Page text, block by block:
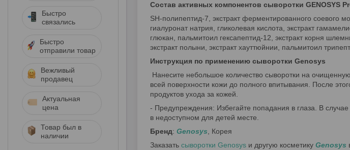
Состав активных компонентов сыворотки GENOSYS
SH-полипептид-7, экстракт ферментированного соевого
гиалуронат натрия, гликолевая кислота, экстракт
глюкан, пальмитоил гексапептид-12, экстракт корня
экстракт полыни, экстракт хауттюйнии, пальмитоил
Инструкция по применению сыворотки Genosys
Нанесите небольшое количество сыворотки на
всей поверхности кожи до полного впитывания. После
продуктов ухода за кожей.
- Предупреждения: Избегайте попадания в глаза. В
в недоступном для детей месте.
Бренд: Genosys, Корея
Заказать сыворотки Genosys и другую косметику Genosys
Быстро
связались
Быстро
отправили товар
Вежливый
продавец
Актуальная
цена
Товар был в
наличии